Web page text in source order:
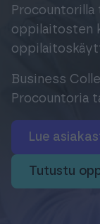
oppilaitosten
Business
Procountoria
Lue
tutustu